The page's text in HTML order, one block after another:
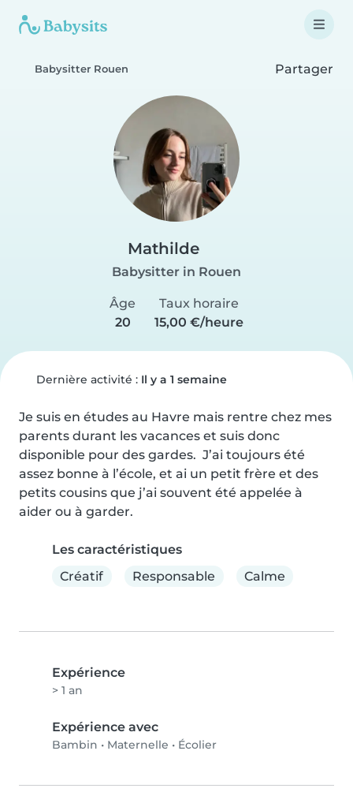
Babysitter Rouen Partager
Mathilde
Babysitter in Rouen
Âge
20
Taux horaire
15,00 €/heure
Dernière activité : Il y a 1 semaine
Je suis en études au Havre mais rentre chez mes
parents durant les vacances et suis donc
disponible pour des gardes.  J’ai toujours été
assez bonne à l’école, et ai un petit frère et des
petits cousins que j’ai souvent été appelée à
aider ou à garder.
Les caractéristiques
Créatif
Responsable Calme
Expérience
> 1 an
Expérience avec
Bambin • Maternelle • Écolier